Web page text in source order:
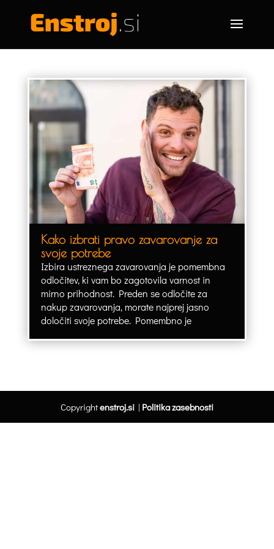
Kako izbrati pravo zavarovanje za
svoje potrebe
Izbira ustreznega zavarovanja je pomembna
odločitev, ki vam bo zagotovila varnost in
mirno prihodnost. Preden se odločite za
nakup zavarovanja, morate najprej jasno
določiti svoje potrebe. Pomembno je
Copyrightenstroj.si| Politika zasebnosti